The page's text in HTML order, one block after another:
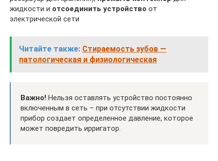
жидкости и отсоединить устройство от
электрической сети
Читайте также: Стираемость зубов —
патологическая и физиологическая
Важно! Нельзя оставлять устройство постоянно
включенным в сеть – при отсутствии жидкости
прибор создает определенное давление, которое
может повредить ирригатор.